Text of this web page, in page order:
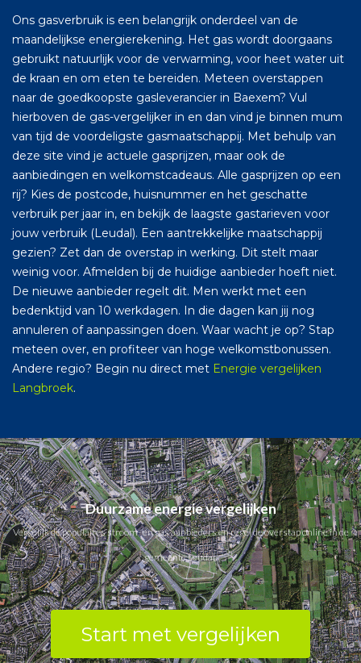
Ons gasverbruik is een belangrijk onderdeel van de
maandelijkse energierekening. Het gas wordt doorgaans
gebruikt natuurlijk voor de verwarming, voor heet water uit
de kraan en om eten te bereiden. Meteen overstappen
naar de goedkoopste gasleverancier in Baexem? Vul
hierboven de gas-vergelijker in en dan vind je binnen mum
van tijd de voordeligste gasmaatschappij. Met behulp van
deze site vind je actuele gasprijzen, maar ook de
aanbiedingen en welkomstcadeaus. Alle gasprijzen op een
rij? Kies de postcode, huisnummer en het geschatte
verbruik per jaar in, en bekijk de laagste gastarieven voor
jouw verbruik (Leudal). Een aantrekkelijke maatschappij
gezien? Zet dan de overstap in werking. Dit stelt maar
weinig voor. Afmelden bij de huidige aanbieder hoeft niet.
De nieuwe aanbieder regelt dit. Men werkt met een
bedenktijd van 10 werkdagen. In die dagen kan jij nog
annuleren of aanpassingen doen. Waar wacht je op? Stap
meteen over, en profiteer van hoge welkomstbonussen.
Andere regio? Begin nu direct met Energie vergelijken
Langbroek.
Duurzame energie vergelijken
Vergelijk de populaires stroom- en gas aanbieders en regel de overstap online in de
gemeente Leudal.
Start met vergelijken